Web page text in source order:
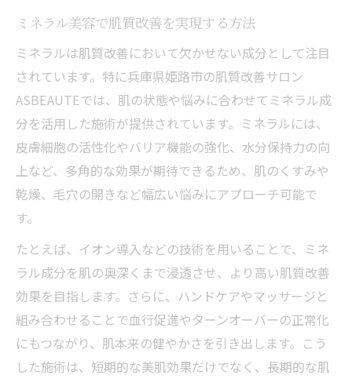
ミネラル美容で肌質改善を実現する方法
ミネラルは肌質改善において欠かせない成分として注目
されています。特に兵庫県姫路市の肌質改善サロン
ASBEAUTEでは、肌の状態や悩みに合わせてミネラル成
分を活用した施術が提供されています。ミネラルには、
皮膚細胞の活性化やバリア機能の強化、水分保持力の向
上など、多角的な効果が期待できるため、肌のくすみや
乾燥、毛穴の開きなど幅広い悩みにアプローチ可能で
す。
たとえば、イオン導入などの技術を用いることで、ミネ
ラル成分を肌の奥深くまで浸透させ、より高い肌質改善
効果を目指します。さらに、ハンドケアやマッサージと
組み合わせることで血行促進やターンオーバーの正常化
にもつながり、肌本来の健やかさを引き出します。こう
した施術は、短期的な美肌効果だけでなく、長期的な肌